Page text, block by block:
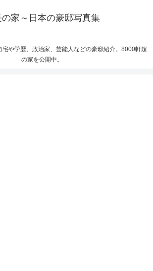
の家～日本の豪邸写真集
や学歴、政治家、芸能人などの豪邸紹介。8000軒超
の家を公開中。